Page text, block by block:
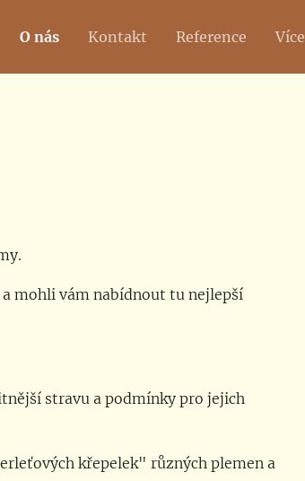
O nás Kontakt Reference Více
mohli vám nabídnout tu nejlepší
stravu a podmínky pro jejich
křepelek" různých plemen a